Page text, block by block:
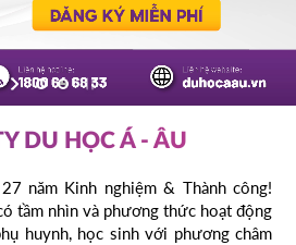
DU HỌC Á - ÂU
năm Kinh nghiệm & Thành công!
tầm nhìn và phương thức hoạt động
huynh, học sinh với phương châm